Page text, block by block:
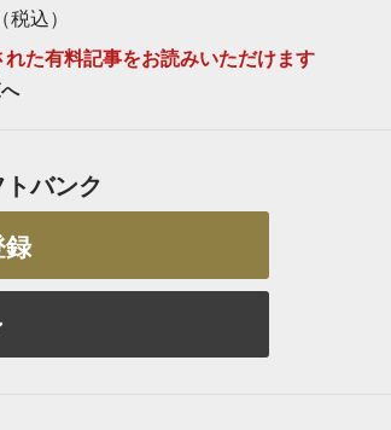
（税込）
た有料記事をお読みいただけます
トバンク
録